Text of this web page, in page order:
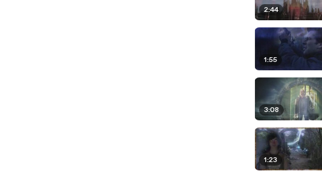
2:44
1:55
3:08
1:23